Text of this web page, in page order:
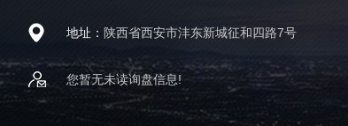
地址： 陕西省西安市沣东新城征和四路7号
您暂无未读询盘信息!